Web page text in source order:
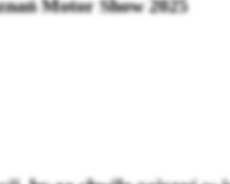
Motor Show 2025